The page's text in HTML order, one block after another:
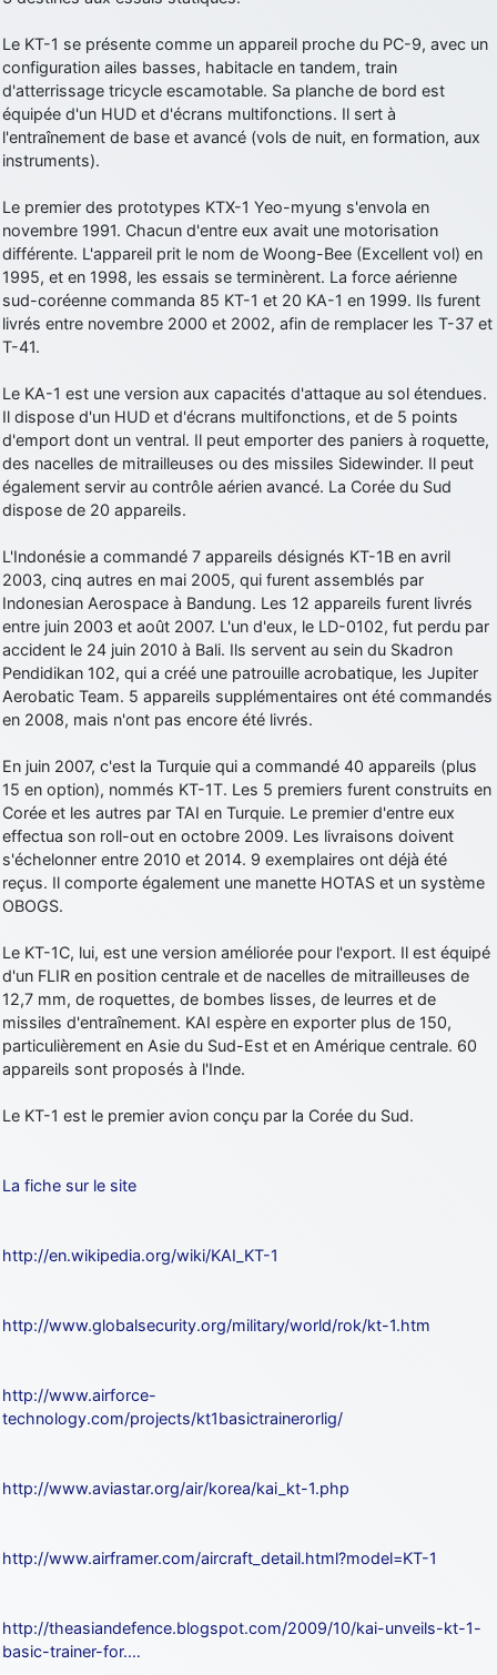
jericho : Bonne année et tous mes meilleurs voeux à tous pour
2026 !
little boy: je vous souhaite un bon réveillon pour cette nouvelle
année!
jericho: Merci D9pouces, à mon tour de souhaiter un Joyeux Noël
d9pouces : Joyeux Noël à tous !
d9pouces: mais tu peux tenter l'un des rares lycées militaires
comme le Prytanée dans la Sarthe, ça ne peut pas faire de mal !
d9pouces: C'est plutôt après le lycée, voire après une prépa
scientifique, tu as donc encore un peu de temps devant toi
le lycée pour s'orienter et pouvoir devenir officier de l'armée de l'air?
d9pouces: lesquels, par exemple ?
mahmoud: bonsoir, très instructif ce site .mais nous aimerions avoir
les photo des anciens appareils de l'armée de l'air de la haute -volta
jericho: Pour moi tout est à nouveau OK dirait-on… Merci à toi.
d9pouces : En espérant n’avoir coupé les accessoires de personne
au passage !
d9pouces : j'ai trouvé un palliatif un peu violent, mais ça devrait aller
un peu mieux
d9pouces: cette fois, c'est le Brésil et Singapour qui mettent le site
par terre
jericho: Ah ben je peux te confirmer que j'étais resté dans le filtre…
d9pouces: Désolé ! Mon filtrage a été un peu trop violent
manifestement
tout voir
Le KT-1 se présente comme un appareil proche du PC-9, avec un
configuration ailes basses, habitacle en tandem, train
d'atterrissage tricycle escamotable. Sa planche de bord est
équipée d'un HUD et d'écrans multifonctions. Il sert à
l'entraînement de base et avancé (vols de nuit, en formation, aux
instruments).
Le premier des prototypes KTX-1 Yeo-myung s'envola en
novembre 1991. Chacun d'entre eux avait une motorisation
différente. L'appareil prit le nom de Woong-Bee (Excellent vol) en
1995, et en 1998, les essais se terminèrent. La force aérienne
sud-coréenne commanda 85 KT-1 et 20 KA-1 en 1999. Ils furent
livrés entre novembre 2000 et 2002, afin de remplacer les T-37 et
T-41.
Le KA-1 est une version aux capacités d'attaque au sol étendues.
Il dispose d'un HUD et d'écrans multifonctions, et de 5 points
d'emport dont un ventral. Il peut emporter des paniers à roquette,
des nacelles de mitrailleuses ou des missiles Sidewinder. Il peut
également servir au contrôle aérien avancé. La Corée du Sud
dispose de 20 appareils.
L'Indonésie a commandé 7 appareils désignés KT-1B en avril
2003, cinq autres en mai 2005, qui furent assemblés par
Indonesian Aerospace à Bandung. Les 12 appareils furent livrés
entre juin 2003 et août 2007. L'un d'eux, le LD-0102, fut perdu par
accident le 24 juin 2010 à Bali. Ils servent au sein du Skadron
Pendidikan 102, qui a créé une patrouille acrobatique, les Jupiter
Aerobatic Team. 5 appareils supplémentaires ont été commandés
en 2008, mais n'ont pas encore été livrés.
En juin 2007, c'est la Turquie qui a commandé 40 appareils (plus
15 en option), nommés KT-1T. Les 5 premiers furent construits en
Corée et les autres par TAI en Turquie. Le premier d'entre eux
effectua son roll-out en octobre 2009. Les livraisons doivent
s'échelonner entre 2010 et 2014. 9 exemplaires ont déjà été
reçus. Il comporte également une manette HOTAS et un système
OBOGS.
Le KT-1C, lui, est une version améliorée pour l'export. Il est équipé
d'un FLIR en position centrale et de nacelles de mitrailleuses de
12,7 mm, de roquettes, de bombes lisses, de leurres et de
missiles d'entraînement. KAI espère en exporter plus de 150,
particulièrement en Asie du Sud-Est et en Amérique centrale. 60
appareils sont proposés à l'Inde.
Le KT-1 est le premier avion conçu par la Corée du Sud.
La fiche sur le site
http://en.wikipedia.org/wiki/KAI_KT-1
http://www.globalsecurity.org/military/world/rok/kt-1.htm
http://www.airforce-
technology.com/projects/kt1basictrainerorlig/
http://www.aviastar.org/air/korea/kai_kt-1.php
http://www.airframer.com/aircraft_detail.html?model=KT-1
http://theasiandefence.blogspot.com/2009/10/kai-unveils-kt-1-
basic-trainer-for.…